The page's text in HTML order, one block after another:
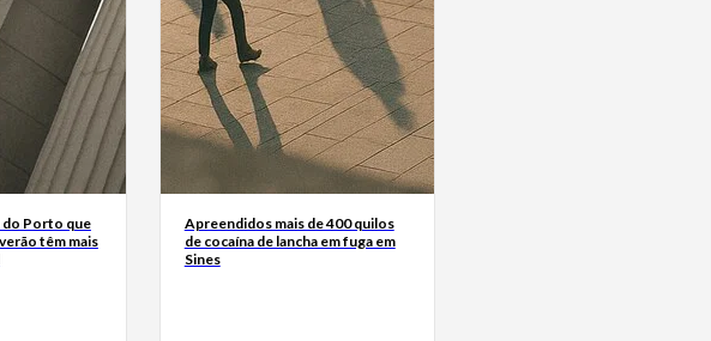
Porto que
têm mais
Apreendidos mais de 400 quilos
de cocaína de lancha em fuga em
Sines